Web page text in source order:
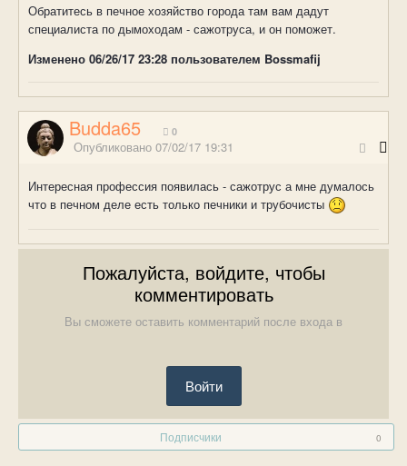
Обратитесь в печное хозяйство города там вам дадут
специалиста по дымоходам - сажотруса, и он поможет.
Изменено 06/26/17 23:28 пользователем Bossmafij
Budda65 0
Опубликовано 07/02/17 19:31
Интересная профессия появилась - сажотрус а мне думалось
что в печном деле есть только печники и трубочисты
Пожалуйста, войдите, чтобы
комментировать
Вы сможете оставить комментарий после входа в
Войти
Подписчики 0